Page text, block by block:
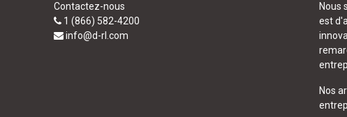
Contactez-nous
1 (866) 582-4200
info@d-rl.com
Nous
est
Nos